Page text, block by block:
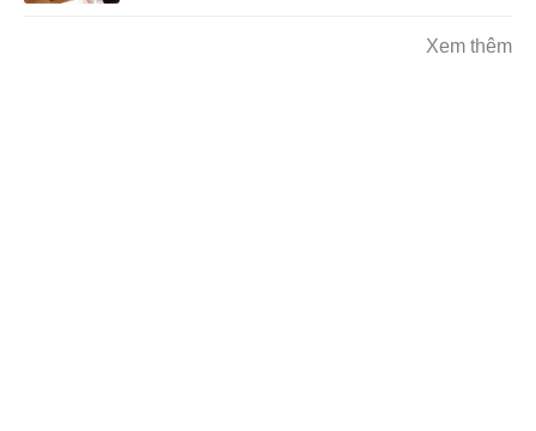
Xem thêm